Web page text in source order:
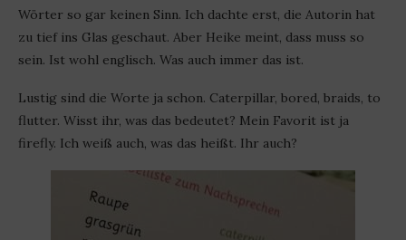
Wörter so gar keinen Sinn. Ich dachte erst, die Autorin hat
zu tief ins Glas geschaut. Aber Heike meint, dass muss so
sein. Ist wohl englisch. Was auch immer das ist.
Lustig sind die Worte ja schon. Caterpillar, bored, braids, to
flutter. Wisst ihr, was das bedeutet? Mein Favorit ist ja
firefly. Ich weiß auch, was das heißt. Ihr auch?